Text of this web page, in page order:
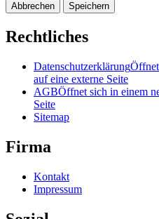
Abbrechen Speichern
Rechtliches
Datenschutzerklärung
auf eine externe Seite
AGBÖffnet sich in einem
Seite
Sitemap
Firma
Kontakt
Impressum